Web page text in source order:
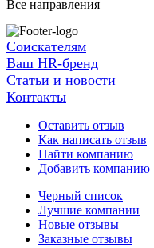
Все направления
Соискателям
Ваш HR-бренд
Статьи и новости
Контакты
Оставить отзыв
Как написать отзыв
Найти компанию
Добавить компанию
Черный список
Лучшие компании
Новые отзывы
Заказные отзывы